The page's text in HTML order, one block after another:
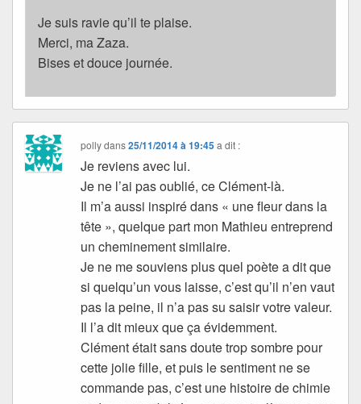
Je suis ravie qu’il te plaise.
Merci, ma Zaza.
Bises et douce journée.
pollydans25/11/2014 à 19:45 a dit :
Je reviens avec lui.
Je ne l’ai pas oublié, ce Clément-là.
Il m’a aussi inspiré dans « une fleur dans la
tête », quelque part mon Mathieu entreprend
un cheminement similaire.
Je ne me souviens plus quel poète a dit que
si quelqu’un vous laisse, c’est qu’il n’en vaut
pas la peine, il n’a pas su saisir votre valeur.
Il l’a dit mieux que ça évidemment.
Clément était sans doute trop sombre pour
cette jolie fille, et puis le sentiment ne se
commande pas, c’est une histoire de chimie